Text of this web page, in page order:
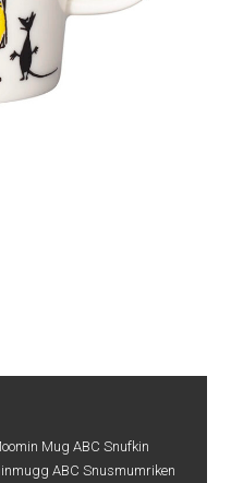
Mug ABC Snufkin
ABC Snusmumriken